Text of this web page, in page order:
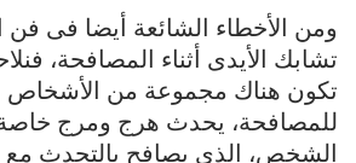
ومن الأخطاء الشائعة أيضا فى فن
تشابك الأيدى أثناء المصافحة،
تكون هناك مجموعة من الأشخاص
للمصافحة، يحدث هرج ومرج خاصة
الشخص، الذى يصافح بالتحدث